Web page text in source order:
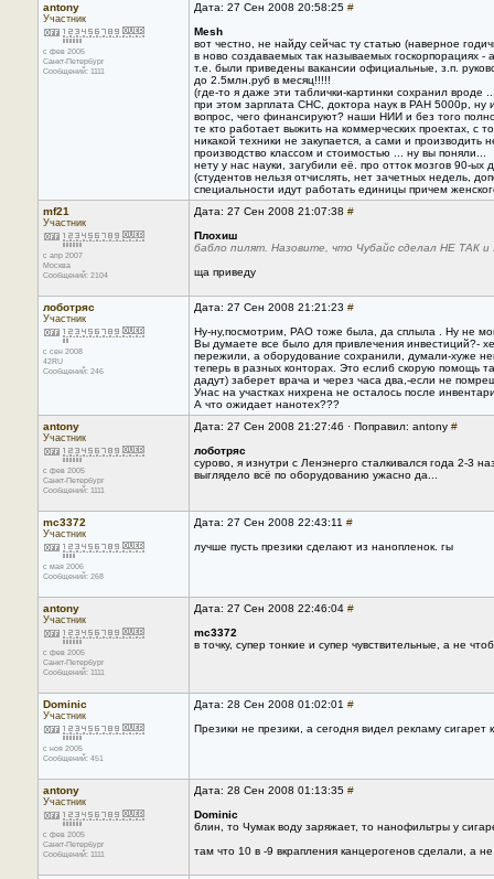
antony
Участник
с фев 2005
Санкт-Петербург
Сообщений: 1111
Дата: 27 Сен 2008 20:58:25 #
Mesh
вот честно, не найду сейчас ту статью (наверное
в ново создаваемых так называемых госкорпорациях -
т.е. были приведены вакансии официальные, з.п.
до 2.5млн.руб в месяц!!!!!
(где-то я даже эти таблички-картинки сохранил вроде
при этом зарплата СНС, доктора наук в РАН 5000р, ну
вопрос, чего финансируют? наши НИИ и без того
те кто работает выжить на коммерческих проектах, с
никакой техники не закупается, а сами и
производство классом и стоимостью ... ну вы поняли...
нету у нас науки, загубили её. про отток мозгов 90-
(студентов нельзя отчислять, нет зачетных недель,
специальности идут работать единицы причем
mf21
Участник
с апр 2007
Москва
Сообщений: 2104
Дата: 27 Сен 2008 21:07:38 #
Плохиш
бабло пилят. Назовите, что Чубайс сделал НЕ ТАК и
ща приведу
лоботряс
Участник
с сен 2008
42RU
Сообщений: 246
Дата: 27 Сен 2008 21:21:23 #
Ну-ну,посмотрим, РАО тоже была, да сплыла . Ну не
Вы думаете все было для привлечения инвестиций?-
пережили, а оборудование сохранили, думали-хуже
теперь в разных конторах. Это еслиб скорую
дадут) заберет врача и через часа два,-если не
Унас на участках нихрена не осталось после
А что ожидает нанотех???
antony
Участник
с фев 2005
Санкт-Петербург
Сообщений: 1111
Дата: 27 Сен 2008 21:27:46 · Поправил: antony #
лоботряс
сурово, я изнутри с Ленэнерго сталкивался года 2-3
выглядело всё по оборудованию ужасно да...
mc3372
Участник
с мая 2006
Сообщений: 268
Дата: 27 Сен 2008 22:43:11 #
лучше пусть презики сделают из нанопленок. гы
antony
Участник
с фев 2005
Санкт-Петербург
Сообщений: 1111
Дата: 27 Сен 2008 22:46:04 #
mc3372
в точку, супер тонкие и супер чувствительные, а не
Dominic
Участник
с ноя 2005
Сообщений: 451
Дата: 28 Сен 2008 01:02:01 #
Презики не презики, а сегодня видел рекламу
antony
Участник
с фев 2005
Санкт-Петербург
Сообщений: 1111
Дата: 28 Сен 2008 01:13:35 #
Dominic
блин, то Чумак воду заряжает, то нанофильтры у
там что 10 в -9 вкрапления канцерогенов сделали, а